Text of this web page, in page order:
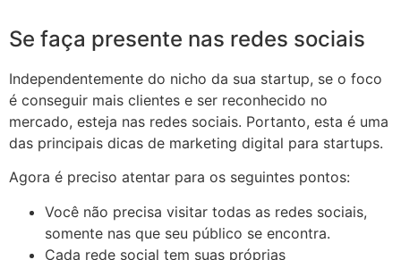
Se faça presente nas redes sociais
Independentemente do nicho da sua startup, se o foco
é conseguir mais clientes e ser reconhecido no
mercado, esteja nas redes sociais. Portanto, esta é uma
das principais dicas de marketing digital para startups.
Agora é preciso atentar para os seguintes pontos:
Você não precisa visitar todas as redes sociais,
somente nas que seu público se encontra.
Cada rede social tem suas próprias